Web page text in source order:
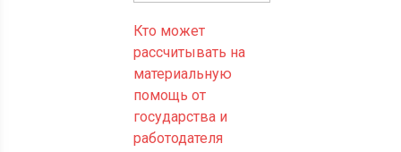
Кто может
рассчитывать на
материальную
помощь от
государства и
работодателя